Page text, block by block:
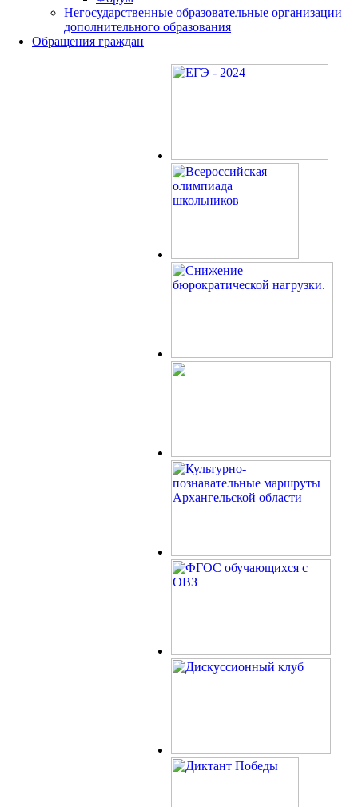
Негосударственные образовательные организации
дополнительного образования
Обращения граждан